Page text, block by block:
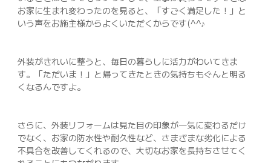
お家に生まれ変わったのを見ると、「すごく満足した！」と
いう声をお施主様からよくいただくからです(^^♪
外装がきれいに整うと、毎日の暮らしに活力がわいてきま
す。「ただいま！」と帰ってきたときの気持ちもぐんと明る
くなるんですよ。
さらに、外装リフォームは見た目の印象が一気に変わるだけ
でなく、お家の防水性や耐久性など、さまざまな劣化による
不具合を改善してくれるので、大切なお家を長持ちさせてく